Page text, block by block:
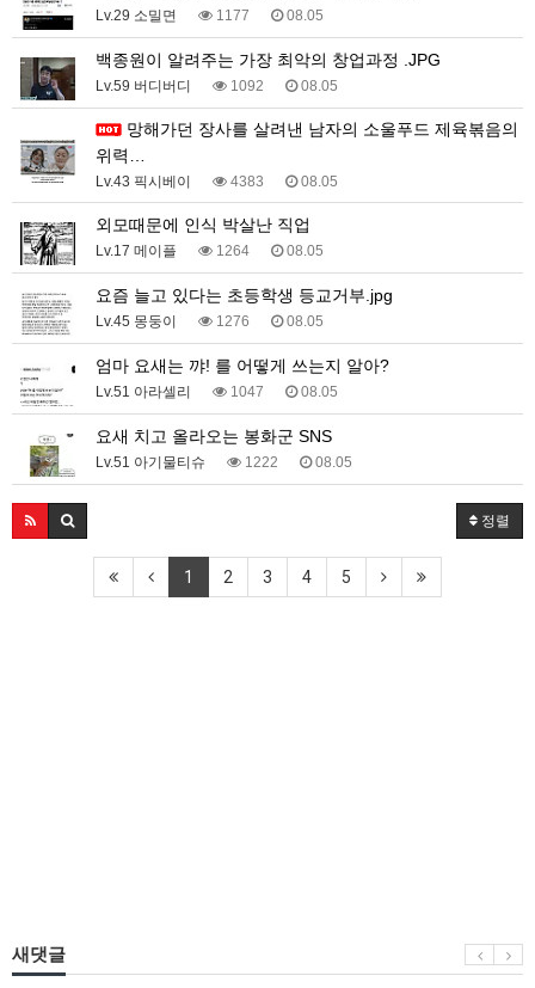
Lv.29 소밀면 1177 08.05
백종원이 알려주는 가장 최악의 창업과정 .JPG
Lv.59 버디버디 1092 08.05
위력…
Lv.43 픽시베이 4383 08.05
외모때문에 인식 박살난 직업
Lv.17 메이플 1264 08.05
요즘 늘고 있다는 초등학생 등교거부.jpg
Lv.45 몽둥이 1276 08.05
엄마 요새는 꺄! 를 어떻게 쓰는지 알아?
Lv.51 아라셀리 1047 08.05
요새 치고 올라오는 봉화군 SNS
Lv.51 아기물티슈 1222 08.05
정렬
1 2 3 4 5
새댓글